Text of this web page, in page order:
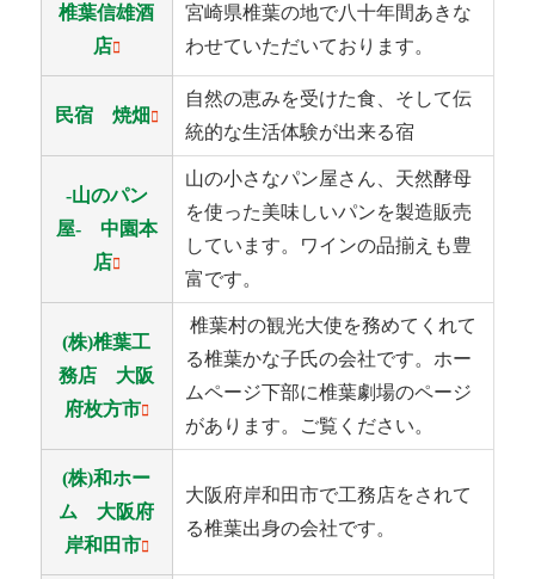
椎葉信雄酒
店
宮崎県椎葉の地で八十年間あきな
わせていただいております。
民宿 焼畑
自然の恵みを受けた食、そして伝
統的な生活体験が出来る宿
-山のパン
屋- 中園本
店
山の小さなパン屋さん、天然酵母
を使った美味しいパンを製造販売
しています。ワインの品揃えも豊
富です。
(株)椎葉工
務店 大阪
府枚方市
椎葉村の観光大使を務めてくれて
る椎葉かな子氏の会社です。ホー
ムページ下部に椎葉劇場のページ
があります。ご覧ください。
(株)和ホー
ム 大阪府
岸和田市
大阪府岸和田市で工務店をされて
る椎葉出身の会社です。